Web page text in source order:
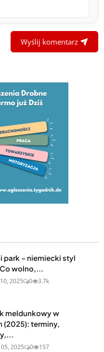
Wyślij komentarz
park – niemiecki styl
wolno,...
2025 0 3.7k
meldunkowy w
(2025): terminy,
2025 0 157